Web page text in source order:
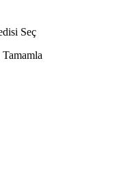
Seç